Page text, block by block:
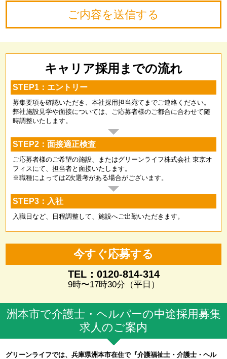
キャリア採用までの流れ
STEP1：エントリー
募集要項を確認いただき、本社採用担当宛てまでご連絡ください。
弊社施設見学や面接については、ご応募者様のご都合に合わせて随
時調整いたします。
STEP2：面接適正検査
ご応募者様のご希望の施設、またはグリーンライフ株式会社 東京オ
フィスにて、担当者と面接いたします。
※職種によっては2次選考がある場合がございます。
STEP3：入社
入職日など、日程調整して、施設へご出勤いただきます。
今すぐ応募する
TEL：0120-814-314
9時〜17時30分（平日）
洲本市で介護士・ヘルパーの中途採用募集
求人のご案内
グリーンライフでは、兵庫県洲本市在住で『介護福祉士・介護士・ヘル